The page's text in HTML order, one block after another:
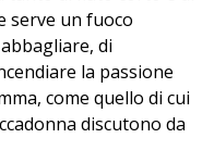
serve un fuoco
di
la passione
come quello di cui
discutono da
il mondo, cercando